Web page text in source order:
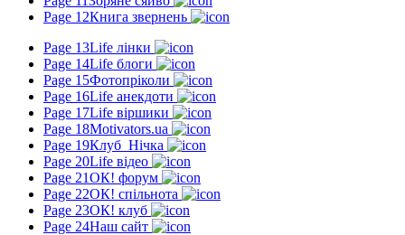
Page 12Книга звернень
Page 13Life лінки
Page 14Life блоги
Page 15Фотопріколи
Page 16Life анекдоти
Page 17Life віршики
Page 18Motivators.ua
Page 19Клуб_Нічка
Page 20Life відео
Page 21ОК! форум
Page 22ОК! спільнота
Page 23ОК! клуб
Page 24Наш сайт